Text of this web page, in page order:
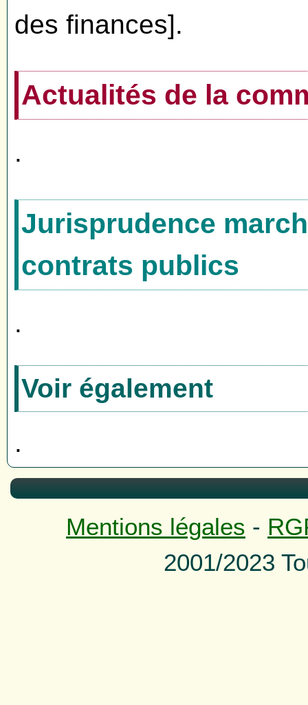
des finances].
Actualités de la
.
Jurisprudence
contrats publics
.
Voir également
.
Mentions légales -
2001/2023